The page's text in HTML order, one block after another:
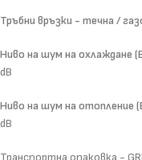
Тръбни връзки - течна /
Ниво на шум на охлаждане
dB
Ниво на шум на отопление
dB
Транспортна опаковка -